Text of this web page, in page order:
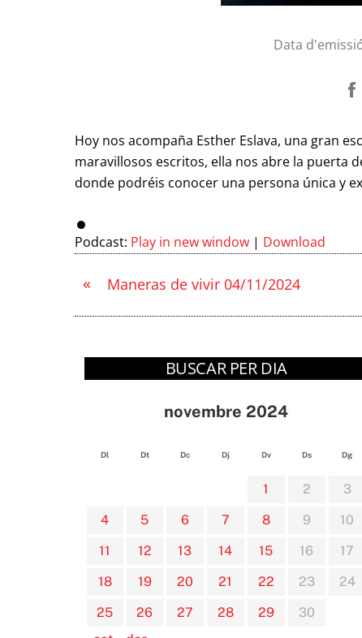
Data
Hoy nos acompaña Esther Eslava, una gran
maravillosos escritos, ella nos abre la puerta
donde podréis conocer una persona única y
Podcast: Play in new window | Download
« Maneras de vivir 04/11/2024
BUSCAR PER DIA
novembre 2024
Dl Dt Dc Dj Dv Ds Dg
1 2
3
4
5 6 7 8 9
10
11
12 13 14 15 16
17
18
19 20 21 22 23
24
25
26 27 28 29
30